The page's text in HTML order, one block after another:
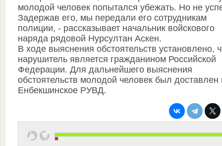
молодой человек попытался убежать. Но не
Задержав его, мы передали его сотрудникам
полиции, - рассказывает начальник войскового
наряда рядовой Нурсултан Аскен.
В ходе выяснения обстоятельств установлено,
нарушитель является гражданином Российской
Федерации. Для дальнейшего выяснения
обстоятельств молодой человек был доставлен
Енбекшинское РУВД.